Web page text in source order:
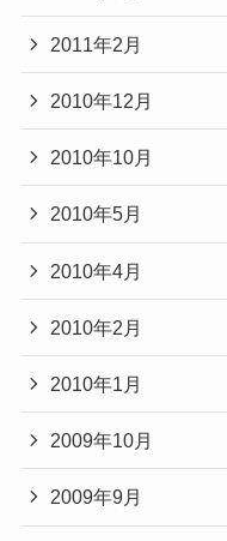
2011年2月
2010年12月
2010年10月
2010年5月
2010年4月
2010年2月
2010年1月
2009年10月
2009年9月